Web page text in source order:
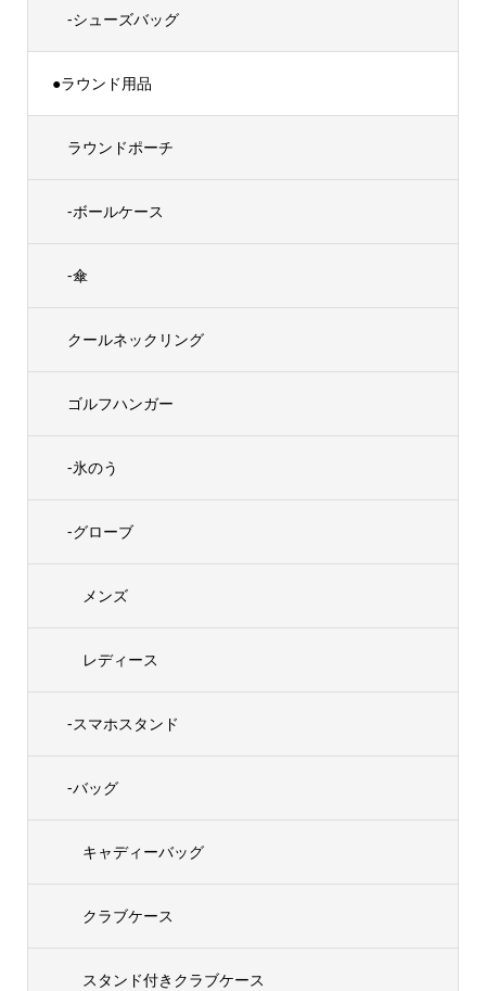
-シューズバッグ
●ラウンド用品
ラウンドポーチ
-ボールケース
-傘
クールネックリング
ゴルフハンガー
-氷のう
-グローブ
メンズ
レディース
-スマホスタンド
-バッグ
キャディーバッグ
クラブケース
スタンド付きクラブケース